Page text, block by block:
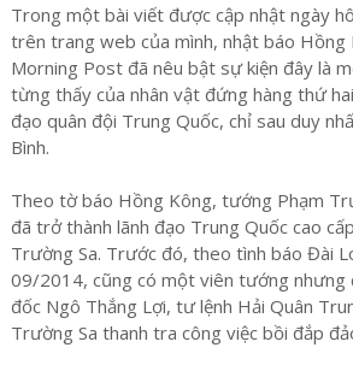
Trong một bài viết được cập nhật ngày
trên trang web của mình, nhật báo Hồng
Morning Post đã nêu bật sự kiện đây là
từng thấy của nhân vật đứng hàng thứ
đạo quân đội Trung Quốc, chỉ sau duy
Bình.
Theo tờ báo Hồng Kông, tướng Phạm
đã trở thành lãnh đạo Trung Quốc cao
Trường Sa. Trước đó, theo tình báo Đài
09/2014, cũng có một viên tướng nhưng
đốc Ngô Thắng Lợi, tư lệnh Hải Quân
Trường Sa thanh tra công việc bồi đắp